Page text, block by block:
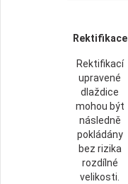
Rektifikace
Rektifikací
upravené
dlaždice
mohou být
následně
pokládány
bez rizika
rozdílné
velikosti.